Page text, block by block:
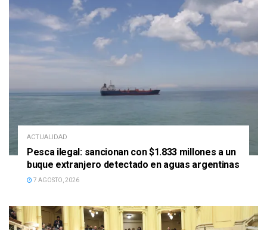
ACTUALIDAD
Pesca ilegal: sancionan con $1.833 millones a un
buque extranjero detectado en aguas argentinas
7 AGOSTO, 2026